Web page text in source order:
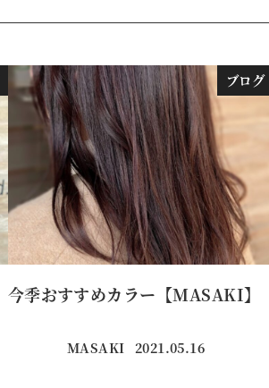
ブログ
今季おすすめカラー【MASAKI】
MASAKI 投稿日
2021.05.16